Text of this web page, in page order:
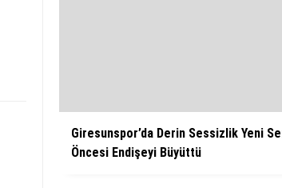
Giresunspor’da Derin Sessizlik Yeni
Öncesi Endişeyi Büyüttü